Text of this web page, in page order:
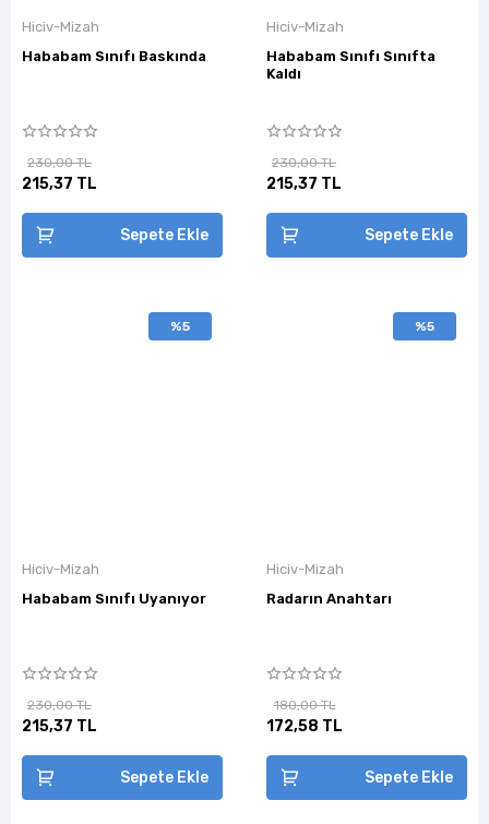
Hiciv-Mizah
Hababam Sınıfı Baskında
230,00 TL
215,37 TL
Sepete Ekle
Hiciv-Mizah
Hababam Sınıfı Sınıfta
Kaldı
230,00 TL
215,37 TL
Sepete Ekle
%5
Hiciv-Mizah
Hababam Sınıfı Uyanıyor
230,00 TL
215,37 TL
Sepete Ekle
%5
Hiciv-Mizah
Radarın Anahtarı
180,00 TL
172,58 TL
Sepete Ekle